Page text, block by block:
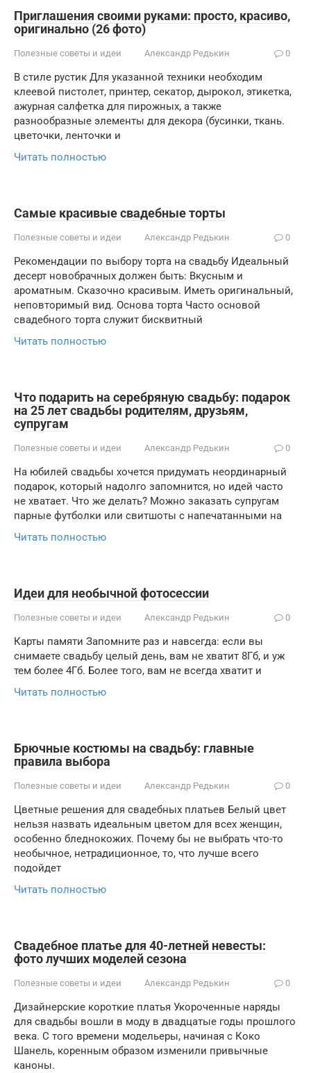
Приглашения своими руками: просто, красиво,
оригинально (26 фото)
Полезные советы и идеи Александр Редькин 0
В стиле рустик Для указанной техники необходим
клеевой пистолет, принтер, секатор, дырокол, этикетка,
ажурная салфетка для пирожных, а также
разнообразные элементы для декора (бусинки, ткань.
цветочки, ленточки и
Читать полностью
Самые красивые свадебные торты
Полезные советы и идеи Александр Редькин 0
Рекомендации по выбору торта на свадьбу Идеальный
десерт новобрачных должен быть: Вкусным и
ароматным. Сказочно красивым. Иметь оригинальный,
неповторимый вид. Основа торта Часто основой
свадебного торта служит бисквитный
Читать полностью
Что подарить на серебряную свадьбу: подарок
на 25 лет свадьбы родителям, друзьям,
супругам
Полезные советы и идеи Александр Редькин 0
На юбилей свадьбы хочется придумать неординарный
подарок, который надолго запомнится, но идей часто
не хватает. Что же делать? Можно заказать супругам
парные футболки или свитшоты с напечатанными на
Читать полностью
Идеи для необычной фотосессии
Полезные советы и идеи Александр Редькин 0
Карты памяти Запомните раз и навсегда: если вы
снимаете свадьбу целый день, вам не хватит 8Гб, и уж
тем более 4Гб. Более того, вам не всегда хватит и
Читать полностью
Брючные костюмы на свадьбу: главные
правила выбора
Полезные советы и идеи Александр Редькин 0
Цветные решения для свадебных платьев Белый цвет
нельзя назвать идеальным цветом для всех женщин,
особенно бледнокожих. Почему бы не выбрать что-то
необычное, нетрадиционное, то, что лучше всего
подойдет
Читать полностью
Свадебное платье для 40-летней невесты:
фото лучших моделей сезона
Полезные советы и идеи Александр Редькин 0
Дизайнерские короткие платья Укороченные наряды
для свадьбы вошли в моду в двадцатые годы прошлого
века. С того времени модельеры, начиная с Коко
Шанель, коренным образом изменили привычные
каноны.